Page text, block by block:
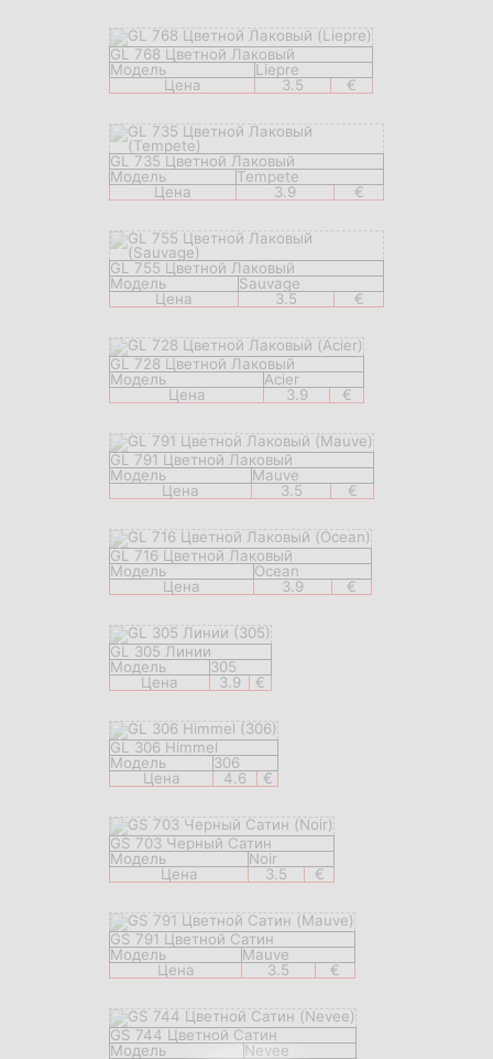
GL 768 Цветной Лаковый
Модель
Liepre
Цена
3.5 €
GL 735 Цветной Лаковый
Модель
Tempete
Цена
3.9 €
GL 755 Цветной Лаковый
Модель
Sauvage
Цена
3.5 €
GL 728 Цветной Лаковый
Модель
Acier
Цена
3.9 €
GL 791 Цветной Лаковый
Модель
Mauve
Цена
3.5 €
GL 716 Цветной Лаковый
Модель
Ocean
Цена
3.9 €
GL 305 Линии
Модель
305
Цена
3.9 €
GL 306 Himmel
Модель
306
Цена
4.6 €
GS 703 Черный Сатин
Модель
Noir
Цена
3.5 €
GS 791 Цветной Сатин
Модель
Mauve
Цена
3.5 €
GS 744 Цветной Сатин
Модель
Nevee